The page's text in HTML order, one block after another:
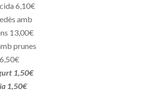
6,10€
amb
13,00€
prunes
1,50€
1,50€